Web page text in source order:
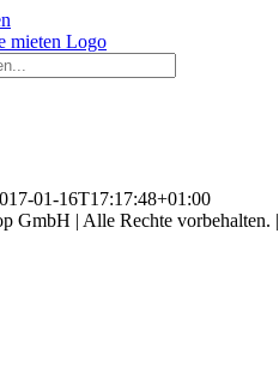
01-16T17:17:48+01:00
GmbH | Alle Rechte vorbehalten. |